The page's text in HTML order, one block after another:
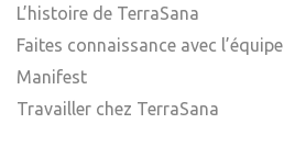
L’histoire de TerraSana
Faites connaissance avec l’équipe
Manifest
Travailler chez TerraSana